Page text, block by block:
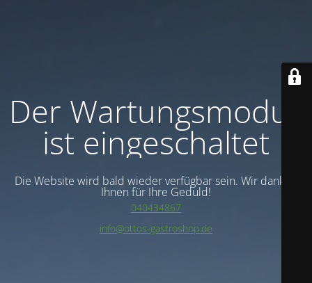
Der Wartungsmodus
ist eingeschaltet
Die Website wird bald wieder verfügbar sein. Wir danken
Ihnen für Ihre Geduld!
040434867
info@ottos-gastroshop.de